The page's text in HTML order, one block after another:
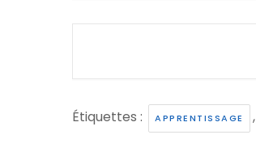
Étiquettes : APPRENTISSAGE ,